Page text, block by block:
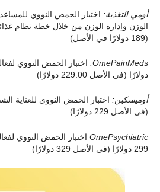
أومي التغذية: اختبار الحمض النووي
(189 دولارًا في الأصل)
OmePainMeds:
دولارًا (في الأصل 229.00 دولارًا)
أوميسكين:
(في الأصل 229 دولارًا)
OmePsychiatric اختبار الحمض النووي
299 دولارًا (في الأصل 329 دولارًا)